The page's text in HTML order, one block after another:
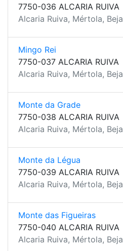
7750-036 ALCARIA RUIVA
Alcaria Ruiva, Mértola, Beja
Mingo Rei
7750-037 ALCARIA RUIVA
Alcaria Ruiva, Mértola, Beja
Monte da Grade
7750-038 ALCARIA RUIVA
Alcaria Ruiva, Mértola, Beja
Monte da Légua
7750-039 ALCARIA RUIVA
Alcaria Ruiva, Mértola, Beja
Monte das Figueiras
7750-040 ALCARIA RUIVA
Alcaria Ruiva, Mértola, Beja